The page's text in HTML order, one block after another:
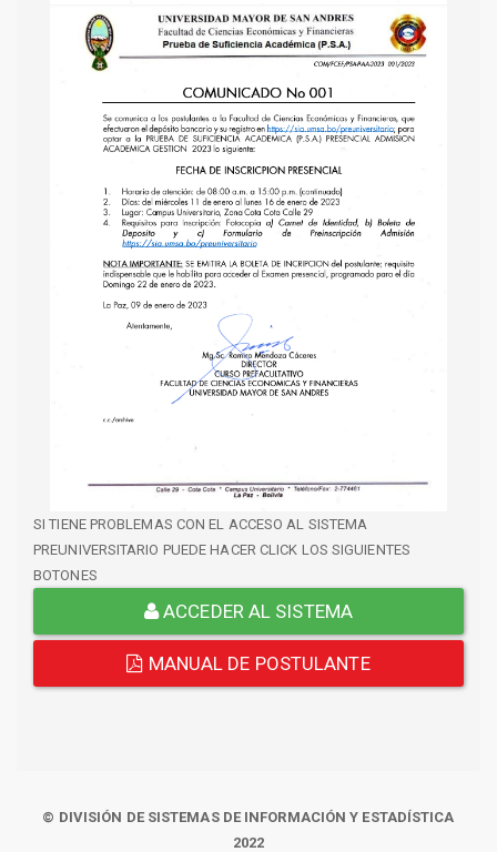
SI TIENE PROBLEMAS CON EL ACCESO AL SISTEMA
PREUNIVERSITARIO PUEDE HACER CLICK LOS SIGUIENTES
BOTONES
ACCEDER AL SISTEMA
MANUAL DE POSTULANTE
© DIVISIÓN DE SISTEMAS DE INFORMACIÓN Y ESTADÍSTICA
2022